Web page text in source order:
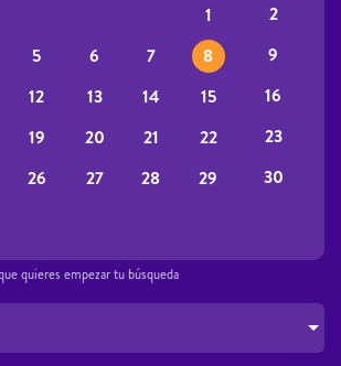
1
2
5 6 7 8
9
12 13 14 15
16
19 20 21 22
23
26 27 28 29
30
quieres empezar tu búsqueda